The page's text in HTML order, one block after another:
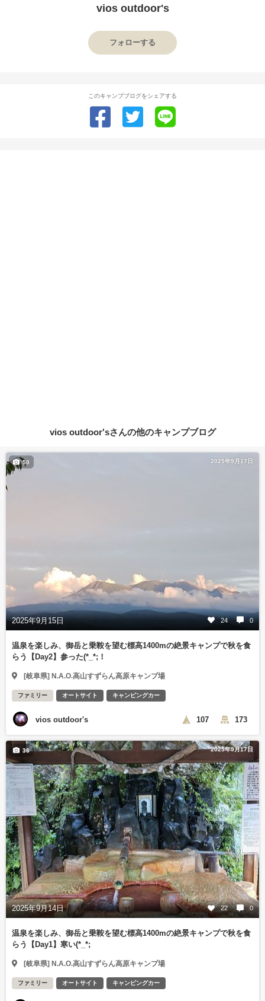
vios outdoor's
フォローする
このキャンプブログをシェアする
vios outdoor'sさんの他のキャンプブログ
2025年9月17日
2025年9月15日 24 0
50
温泉を楽しみ、御岳と乗鞍を望む標高1400mの絶景キャンプで秋を食
らう【Day2】参った(*_*;！
[岐阜県] N.A.O.高山すずらん高原キャンプ場
ファミリー オートサイト キャンピングカー
vios outdoor's 107 173
2025年9月17日
2025年9月14日 22 0
36
温泉を楽しみ、御岳と乗鞍を望む標高1400mの絶景キャンプで秋を食
らう【Day1】寒い(*_*;
[岐阜県] N.A.O.高山すずらん高原キャンプ場
ファミリー オートサイト キャンピングカー